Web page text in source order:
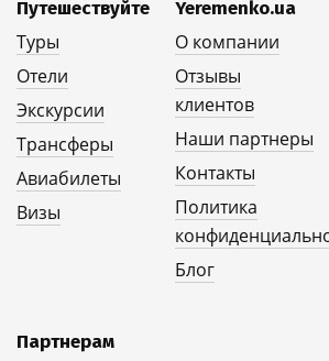
Путешествуйте
Туры
Отели
Экскурсии
Трансферы
Авиабилеты
Визы
Yeremenko.ua
О компании
Отзывы
клиентов
Наши партнеры
Контакты
Политика
Блог
Партнерам